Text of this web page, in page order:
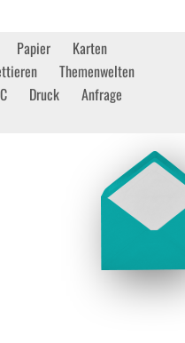
Papier
Karten
Themenwelten
Druck
Anfrage